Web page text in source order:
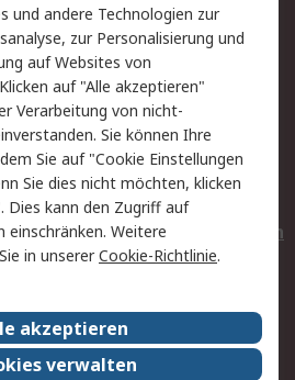
Kontakt
Privatkunden
Datenschutz
Zahlungsbedingungen
Entsorgung
Elektrogeräte/Batterien
RS weltweit
Nachhaltigkeit
und andere Technologien zur
zur Personalisierung und
auf Websites von
auf "Alle akzeptieren"
Verarbeitung von nicht-
Sie können Ihre
Sie auf "Cookie Einstellungen
Sie dies nicht möchten, klicken
Dies kann den Zugriff auf
Weitere
in unsererCookie-Richtlinie.
akzeptieren
verwalten